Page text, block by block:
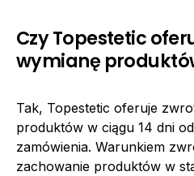
Czy Topestetic
wymianę
Tak, Topestetic oferuje
produktów w ciągu 14 dni
zamówienia. Warunkiem
zachowanie produktów w